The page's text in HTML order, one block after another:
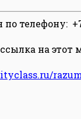
телефону: +7
на этот